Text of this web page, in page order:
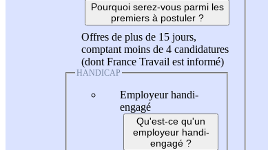
Pourquoi serez-vous parmi les
premiers à postuler ?
Offres de plus de 15 jours,
comptant moins de 4 candidatures
(dont France Travail est informé)
HANDICAP
Employeur handi-
engagé
Qu'est-ce qu'un
employeur handi-
engagé ?